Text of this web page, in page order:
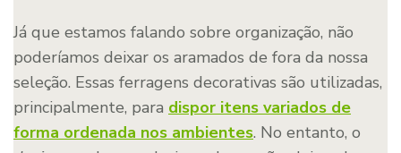
Já que estamos falando sobre organização, não
poderíamos deixar os aramados de fora da nossa
seleção. Essas ferragens decorativas são utilizadas,
principalmente, para dispor itens variados de
forma ordenada nos ambientes. No entanto, o